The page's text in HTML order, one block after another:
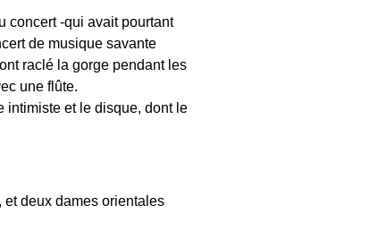
concert -qui avait pourtant
de musique savante
raclé la gorge pendant les
une flûte.
intimiste et le disque, dont le
deux dames orientales